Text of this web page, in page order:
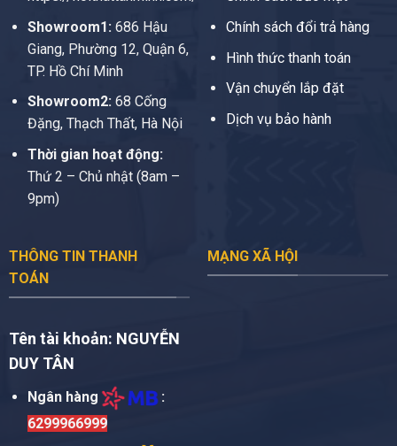
Showroom1: 686 Hậu
Giang, Phường 12, Quận 6,
TP. Hồ Chí Minh
Showroom2:68 Cống
Đặng, Thạch Thất, Hà Nội
Thời gian hoạt động:
Thứ 2 – Chủ nhật (8am –
9pm)
Chính sách đổi trả hàng
Hình thức thanh toán
Vận chuyển lắp đặt
Dịch vụ bảo hành
THÔNG TIN THANH
TOÁN
Tên tài khoản: NGUYỄN
DUY TÂN
Ngân hàng
:
6299966999
MẠNG XÃ HỘI